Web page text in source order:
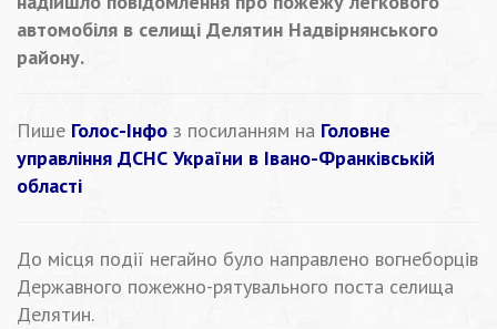
автомобіля в селищі Делятин Надвірнянського
району.
Пише Голос-Інфо з посиланням на Головне
управління ДСНС України в Івано-Франківській
області
До місця події негайно було направлено вогнеборців
Державного пожежно-рятувального поста селища
Делятин.